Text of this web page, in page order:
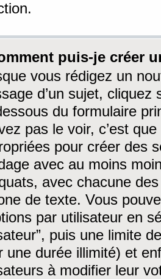
puis-je créer
vous rédigez un
d’un sujet, cliquez
du formulaire
pas le voir, c’est
pour créer des
avec au moins
avec chacune
de texte. Vous
par utilisateur en
puis une limite
une durée illimité) et
à modifier leur